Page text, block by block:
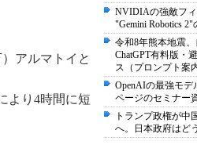
アルマトイと
より4時間に短
NVIDIAの強敵フィ
"Gemini Robotics
令和8年熊本地震
ChatGPT有料版・
ス（プロンプト案内
OpenAIの最強モデ
ページのセミナー
トランプ政権が中
へ。日本政府はど